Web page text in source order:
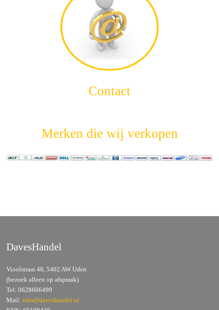
Contact
Merken die wij verkopen
DavesHandel
Vioolstraat 48, 5402 AW Uden
(bezoek alleen op afspraak)
Tel: 0628606499
Mail: info@daveshandel.nl